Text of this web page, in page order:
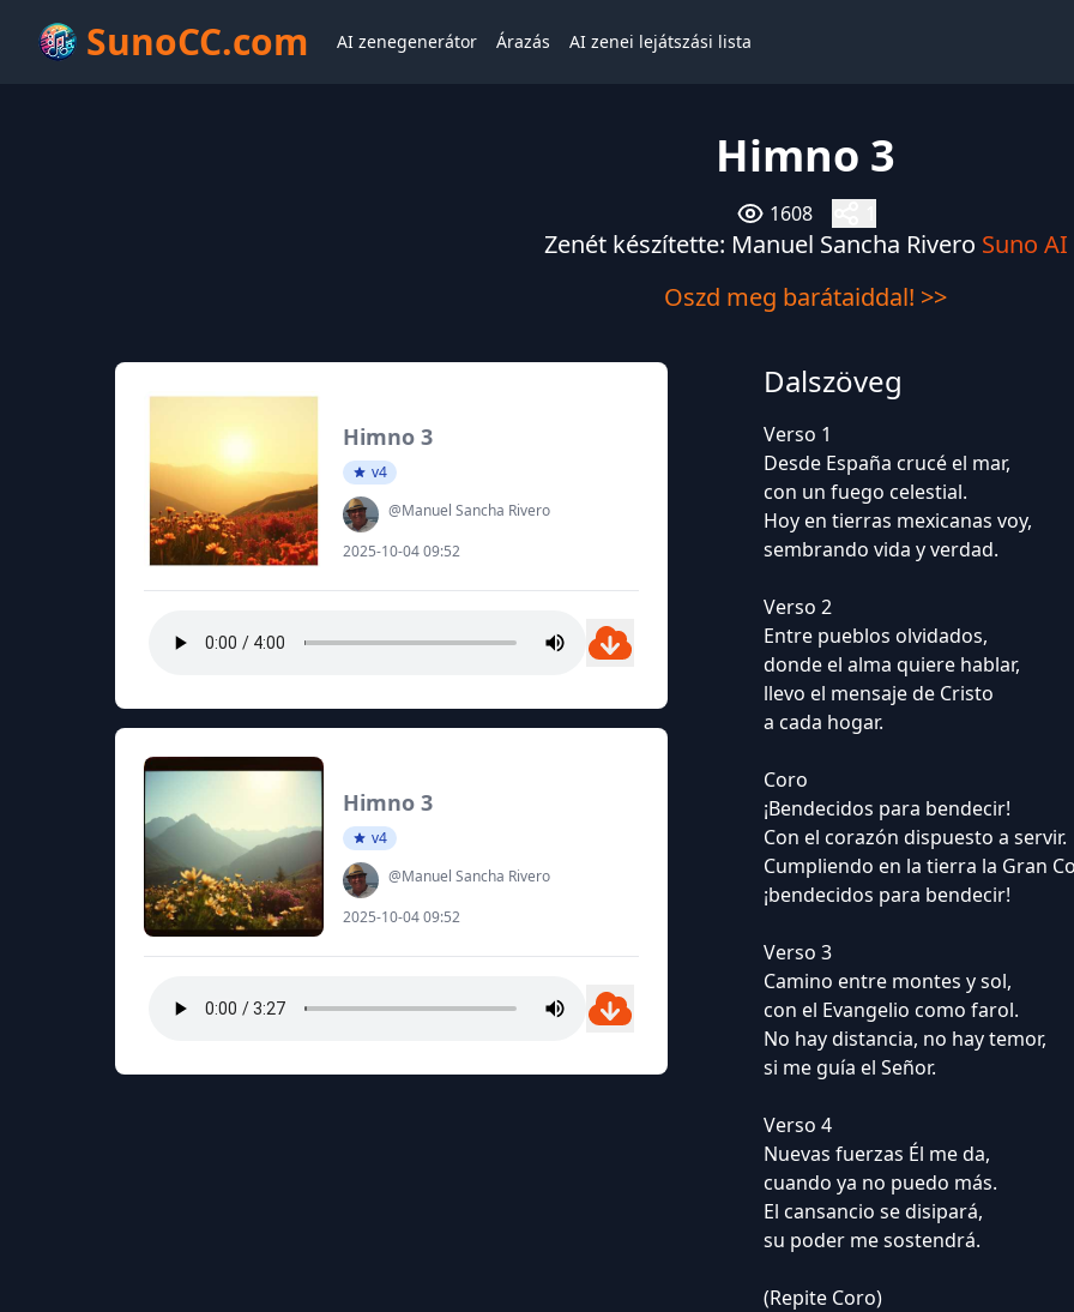
SunoCC.com AI zenegenerátor Árazás AI zenei lejátszási lista
Himno 3
1608
Zenét készítette: Manuel Sancha Rivero Suno AI
Oszd meg barátaiddal! >>
Himno 3
v4
@Manuel Sancha Rivero
2025-10-04 09:52
Himno 3
v4
@Manuel Sancha Rivero
2025-10-04 09:52
Dalszöveg
Verso 1
Desde España crucé el mar,
con un fuego celestial.
Hoy en tierras mexicanas voy,
sembrando vida y verdad.
Verso 2
Entre pueblos olvidados,
donde el alma quiere hablar,
llevo el mensaje de Cristo
a cada hogar.
Coro
¡Bendecidos para bendecir!
Con el corazón dispuesto a servir.
Cumpliendo en la tierra la Gran
¡bendecidos para bendecir!
Verso 3
Camino entre montes y sol,
con el Evangelio como farol.
No hay distancia, no hay temor,
si me guía el Señor.
Verso 4
Nuevas fuerzas Él me da,
cuando ya no puedo más.
El cansancio se disipará,
su poder me sostendrá.
(Repite Coro)